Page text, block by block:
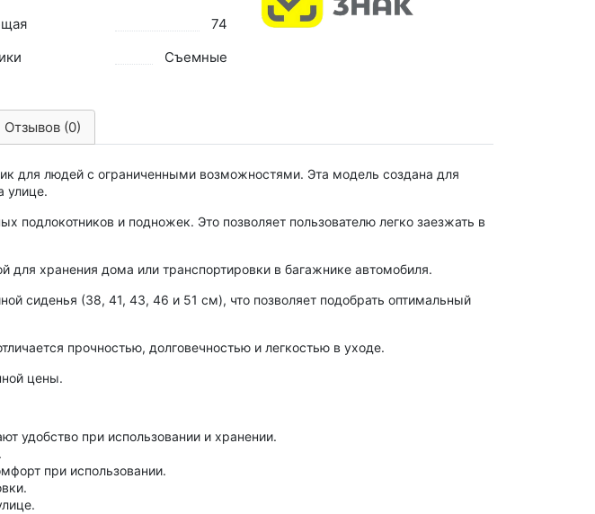
74
Съемные
Отзывов (0)
для людей с ограниченными возможностями. Эта модель создана для
улице.
подлокотников и подножек. Это позволяет пользователю легко заезжать в
для хранения дома или транспортировки в багажнике автомобиля.
сиденья (38, 41, 43, 46 и 51 см), что позволяет подобрать оптимальный
прочностью, долговечностью и легкостью в уходе.
цены.
удобство при использовании и хранении.
при использовании.